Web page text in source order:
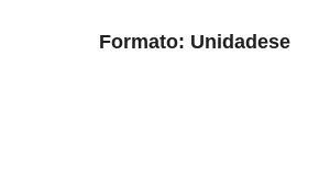
Formato: Unidadese